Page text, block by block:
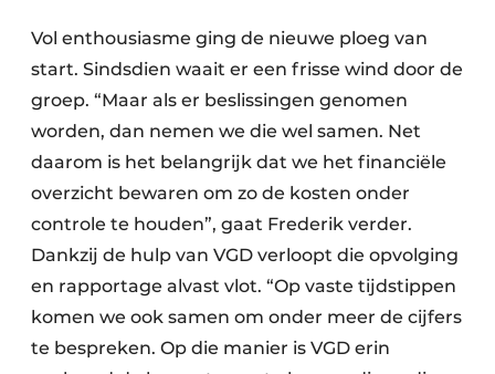
Vol enthousiasme ging de nieuwe ploeg van
start. Sindsdien waait er een frisse wind door de
groep. “Maar als er beslissingen genomen
worden, dan nemen we die wel samen. Net
daarom is het belangrijk dat we het finan­ciële
overzicht bewaren om zo de kosten onder
controle te houden”, gaat Frederik verder.
Dankzij de hulp van VGD verloopt die opvolging
en rapportage alvast vlot. “Op vaste tijdstippen
komen we ook samen om onder meer de cijfers
te bespreken. Op die manier is VGD erin